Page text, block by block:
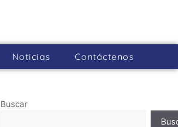
Noticias Cont­áctenos
Buscar